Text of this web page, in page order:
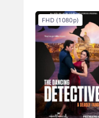
FHD (1080p)